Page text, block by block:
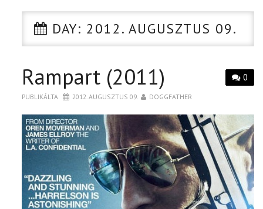
CIKK DAY: 2012. AUGUSZTUS 09.
0
Rampart (2011)
PUBLIKÁLTA 2012. AUGUSZTUS 09. DOGGFATHER